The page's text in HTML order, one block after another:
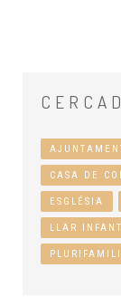
CASA DE
ESGLÉSIA
LLAR